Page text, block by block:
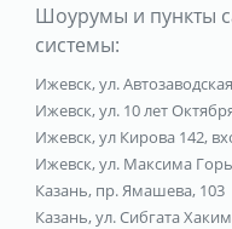
Шоурумы и пункты
системы:
Ижевск, ул.
Ижевск, ул. 10 лет
Ижевск, ул Кирова 142,
Ижевск, ул. Максима
Казань, пр. Ямашева, 103
Казань, ул. Сибгата